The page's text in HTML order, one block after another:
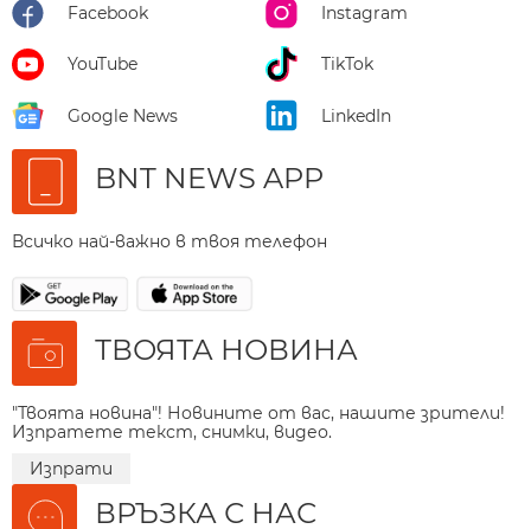
Facebook Instagram
YouTube TikTok
Google News LinkedIn
BNT NEWS APP
Всичко най-важно в твоя телефон
ТВОЯТА НОВИНА
"Твоята новина"! Новините от вас, нашите зрители!
Изпратете текст, снимки, видео.
Изпрати
ВРЪЗКА С НАС